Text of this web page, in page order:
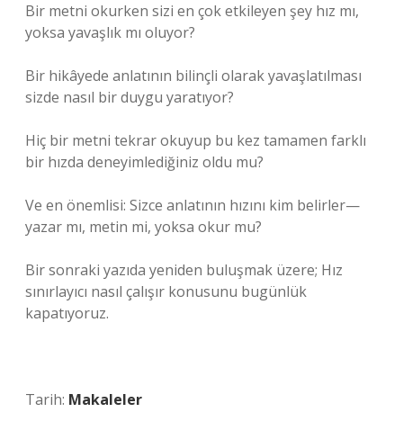
Bir metni okurken sizi en çok etkileyen şey hız mı,
yoksa yavaşlık mı oluyor?
Bir hikâyede anlatının bilinçli olarak yavaşlatılması
sizde nasıl bir duygu yaratıyor?
Hiç bir metni tekrar okuyup bu kez tamamen farklı
bir hızda deneyimlediğiniz oldu mu?
Ve en önemlisi: Sizce anlatının hızını kim belirler—
yazar mı, metin mi, yoksa okur mu?
Bir sonraki yazıda yeniden buluşmak üzere; Hız
sınırlayıcı nasıl çalışır konusunu bugünlük
kapatıyoruz.
Tarih: Makaleler